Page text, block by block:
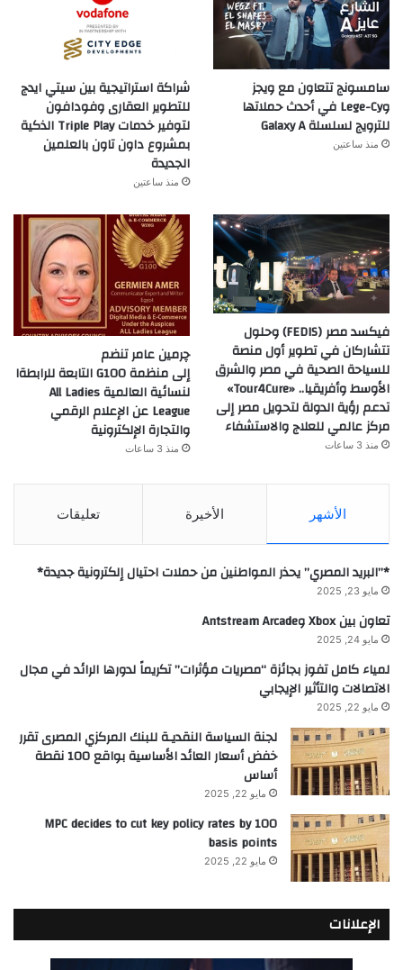
سامسونج تتعاون مع ويجز
وLege-Cy في أحدث حملاتها
للترويج لسلسلة Galaxy A
منذ ساعتين
شراكة استراتيجية بين سيتي ايدج
للتطوير العقارى وفودافون
لتوفير خدمات Triple Play الذكية
بمشروع داون تاون بالعلمين
الجديدة
منذ ساعتين
فيكسد مصر (FEDIS) وحلول
تتشاركان في تطوير أول منصة
للسياحة الصحية في مصر والشرق
الأوسط وأفريقيا.. «Tour4Cure»
تدعم رؤية الدولة لتحويل مصر إلى
مركز عالمي للعلاج والاستشفاء
منذ 3 ساعات
چرمين عامر تنضم
إلى منظمة G100 التابعة للرابطةا
لنسائية العالمية All Ladies
League عن الإعلام الرقمي
والتجارة الإلكترونية
منذ 3 ساعات
الأشهر الأخيرة تعليقات
*”البريد المصري” يحذر المواطنين من حملات احتيال إلكترونية جديدة*
مايو 23, 2025
تعاون بين Xbox وAntstream Arcade
مايو 24, 2025
لمياء كامل تفوز بجائزة “مصريات مؤثرات” تكريماً لدورها الرائد في مجال
الاتصالات والتأثير الإيجابي
مايو 22, 2025
لجنة السياسة النقديـة للبنك المركزي المصرى تقرر
خفض أسعار العائد الأساسية بواقع 100 نقطة
أساس
مايو 22, 2025
MPC decides to cut key policy rates by 100
basis points
مايو 22, 2025
الإعلانات